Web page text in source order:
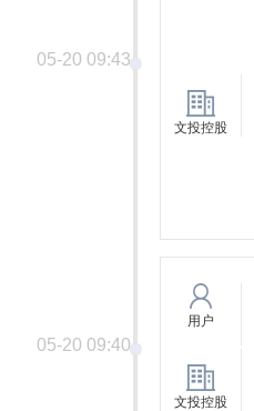
05-20 09:43
文投控股
05-20 09:40
用户
文投控股